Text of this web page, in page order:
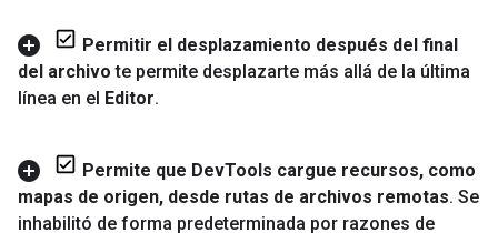
Permitir el desplazamiento después del final
del archivo te permite desplazarte más allá de la última
línea en el Editor.
Permite que DevTools cargue recursos, como
mapas de origen, desde rutas de archivos remotas. Se
inhabilitó de forma predeterminada por razones de